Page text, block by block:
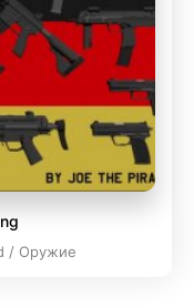
/ Оружие